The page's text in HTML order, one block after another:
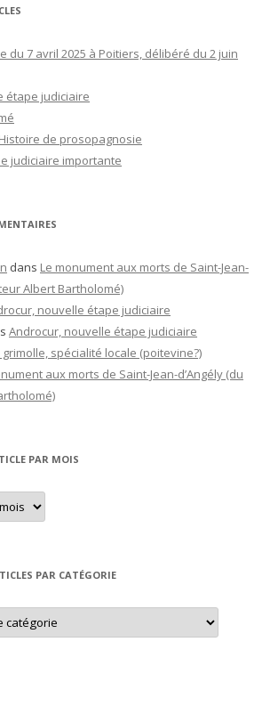
du 7 avril 2025 à Poitiers, délibéré du 2 juin
étape judiciaire
de prosopagnosie
judiciaire importante
dans Le monument aux morts de Saint-Jean-
Albert Bartholomé)
nouvelle étape judiciaire
Androcur, nouvelle étape judiciaire
grimolle, spécialité locale (poitevine?)
aux morts de Saint-Jean-d’Angély (du
PAR MOIS
PAR CATÉGORIE